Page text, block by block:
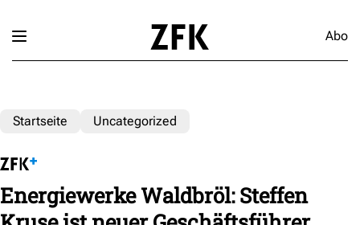
Abo
Startseite Uncategorized
Energiewerke Waldbröl: Steffen